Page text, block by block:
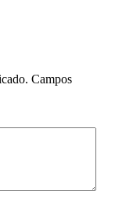
Campos